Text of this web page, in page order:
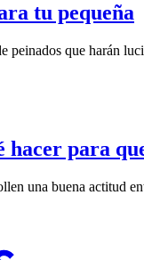
tu pequeña
peinados que harán
hacer para
una buena actitud